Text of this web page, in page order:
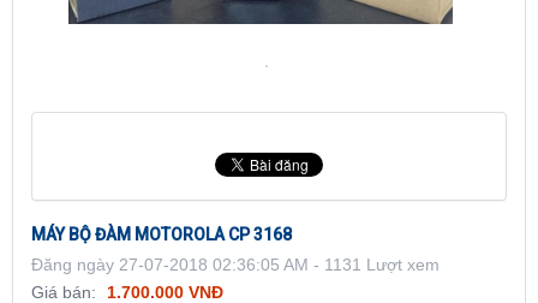
MÁY BỘ ĐÀM MOTOROLA CP 3168
Đăng ngày 27-07-2018 02:36:05 AM - 1131 Lượt xem
Giá bán:
1.700.000 VNĐ